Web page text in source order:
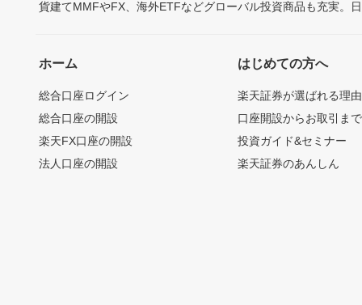
貨建てMMFやFX、海外ETFなどグローバル投資商品も充実。
ホーム
総合口座ログイン
総合口座の開設
楽天FX口座の開設
法人口座の開設
はじめての方へ
楽天証券が選ばれる理由
口座開設からお取引ま
投資ガイド&セミナー
楽天証券のあんしん